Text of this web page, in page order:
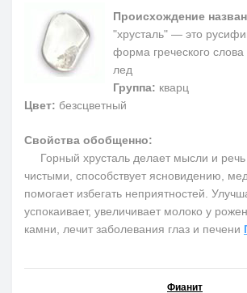
Происхождение
"хрусталь" — это
форма греческого
лед
Группа: кварц
Цвет: безсцветный
Свойства обобщенно:
Горный хрусталь делает мысли и
чистыми, способствует ясновидению,
помогает избегать неприятностей.
успокаивает, увеличивает молоко у
камни, лечит заболевания глаз и печени
Фианит